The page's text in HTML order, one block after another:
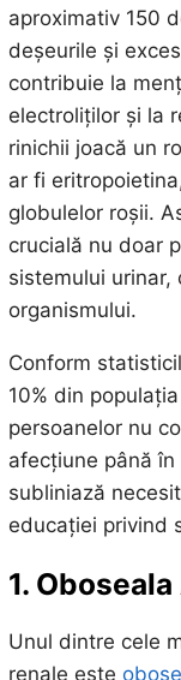
aproximativ 150
deșeurile și
contribuie la
electroliților și la
rinichii joacă un
ar fi
globulelor roșii.
crucială nu doar
sistemului urinar,
organismului.
Conform
10% din
persoanelor nu
afecțiune până
subliniază
educației privind
1.
Unul dintre cele
renale este